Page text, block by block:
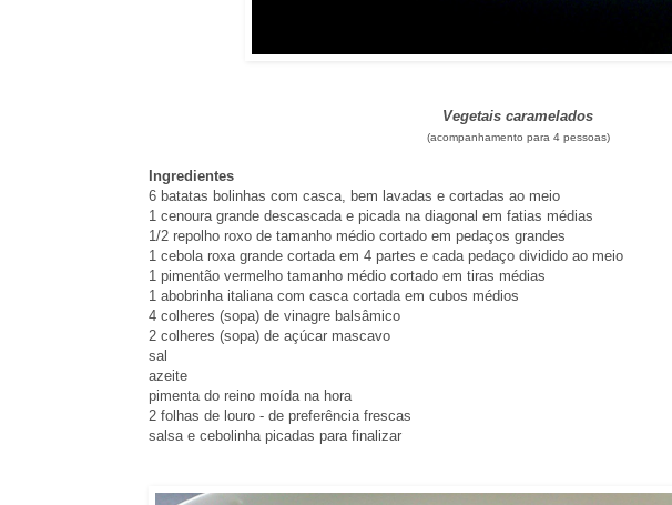
Vegetais caramelados
(acompanhamento para 4 pessoas)
Ingredientes
6 batatas bolinhas com casca, bem lavadas e cortadas ao meio
1 cenoura grande descascada e picada na diagonal em fatias médias
1/2 repolho roxo de tamanho médio cortado em pedaços grandes
1 cebola roxa grande cortada em 4 partes e cada pedaço dividido ao meio
1 pimentão vermelho tamanho médio cortado em tiras médias
1 abobrinha italiana com casca cortada em cubos médios
4 colheres (sopa) de vinagre balsâmico
2 colheres (sopa) de açúcar mascavo
sal
azeite
pimenta do reino moída na hora
2 folhas de louro - de preferência frescas
salsa e cebolinha picadas para finalizar